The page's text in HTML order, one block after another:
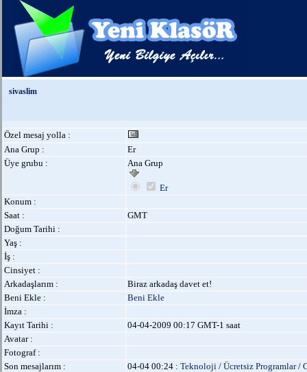
sivaslim
Özel mesaj yolla :
Ana Grup :
Er
Üye grubu :
Ana Grup
Er
Konum :
Saat :
GMT
Doğum Tarihi :
Yaş :
İş :
Cinsiyet :
Arkadaşlarım :
Biraz arkadaş davet et!
Beni Ekle :
Beni Ekle
İmza :
Kayıt Tarihi :
04-04-2009 00:17 GMT-1 saat
Avatar :
Fotograf :
Son mesajlarım :
04-04 00:24 : Teknoloji / Ücretsiz Programlar/